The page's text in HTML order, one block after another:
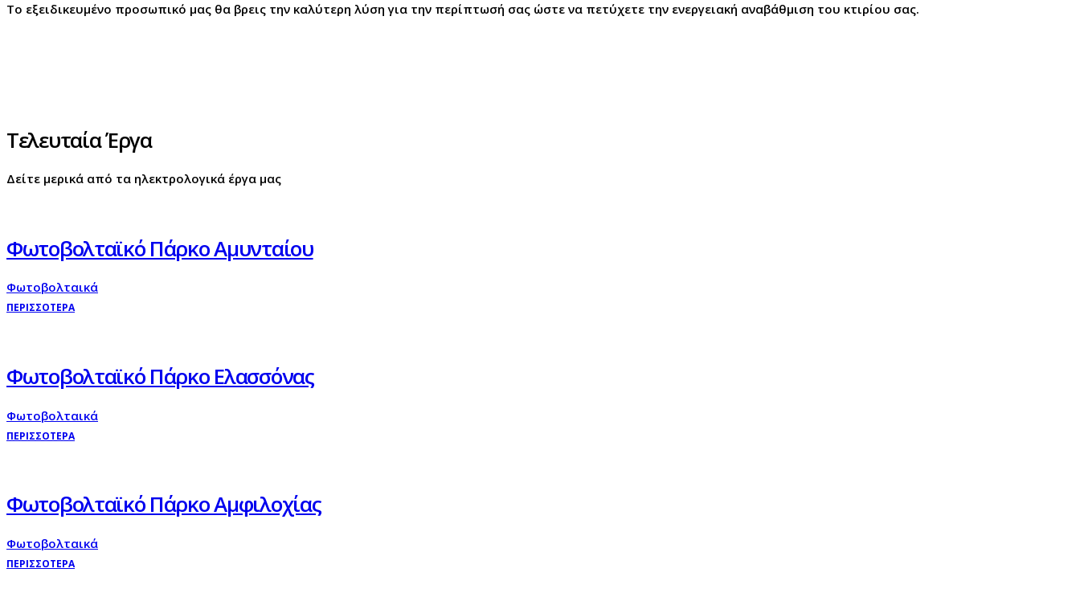
Το εξειδικευμένο προσωπικό μας θα βρεις την καλύτερη λύση για την περίπτωσή σας ώστε να πετύχετε την ενεργειακή αναβάθμιση του κτιρίου σας.
Τελευταία Έργα
Δείτε μερικά από τα ηλεκτρολογικά έργα μας
Φωτοβολταϊκό Πάρκο Αμυνταίου
Φωτοβολταικά
ΠΕΡΙΣΣΟΤΕΡΑ
Φωτοβολταϊκό Πάρκο Ελασσόνας
Φωτοβολταικά
ΠΕΡΙΣΣΟΤΕΡΑ
Φωτοβολταϊκό Πάρκο Αμφιλοχίας
Φωτοβολταικά
ΠΕΡΙΣΣΟΤΕΡΑ